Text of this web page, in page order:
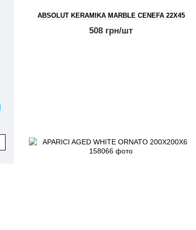
ABSOLUT KERAMIKA MARBLE СENEFA 22X45
508 грн/шт